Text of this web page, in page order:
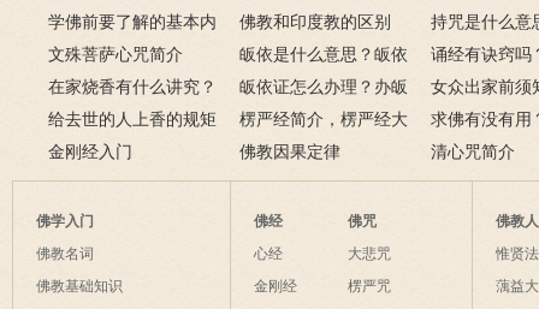
香的含义是什么？
奇的九个咒语
学佛前要了解的基本内
容
佛教和印度教的区别
持咒是什么意
持咒？
文殊菩萨心咒简介
皈依是什么意思？皈依
三宝又是什么意思？
诵经有诀窍吗
十二条诀窍
在家烧香有什么讲究？
一些禁忌千万不要触
碰！
皈依证怎么办理？办皈
依证后的忌讳是什么？
女众出家前须
只有一次出家
给去世的人上香的规矩
楞严经简介，楞严经大
致在讲什么？
求佛有没有用
说佛菩萨可以
金刚经入门 佛教因果定律 清心咒简介
佛学入门
佛教名词
佛教基础知识
佛经
心经
金刚经
佛咒
大悲咒
楞严咒
佛教
惟贤
蕅益